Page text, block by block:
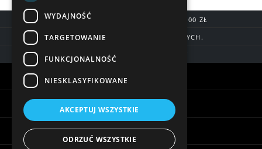
DARMOWA DOSTAWA OD 200,00 ZŁ
DOSTAWA DO 7 DNI ROBOCZYCH.
BLIK, SZYBKIE PRZELEWY
Informacje
WYDAJNOŚĆ
TARGETOWANIE
FUNKCJONALNOŚĆ
NIESKLASYFIKOWANE
AKCEPTUJ WSZYSTKIE
ODRZUĆ WSZYSTKIE